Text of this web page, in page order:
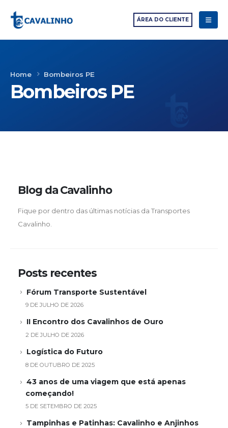
ÁREA DO CLIENTE
Home Bombeiros PE
Bombeiros PE
Blog da Cavalinho
Fique por dentro das últimas notícias da Transportes
Cavalinho.
Posts recentes
Fórum Transporte Sustentável
9 DE JULHO DE 2026
II Encontro dos Cavalinhos de Ouro
2 DE JULHO DE 2026
Logística do Futuro
8 DE OUTUBRO DE 2025
43 anos de uma viagem que está apenas
começando!
5 DE SETEMBRO DE 2025
Tampinhas e Patinhas: Cavalinho e Anjinhos